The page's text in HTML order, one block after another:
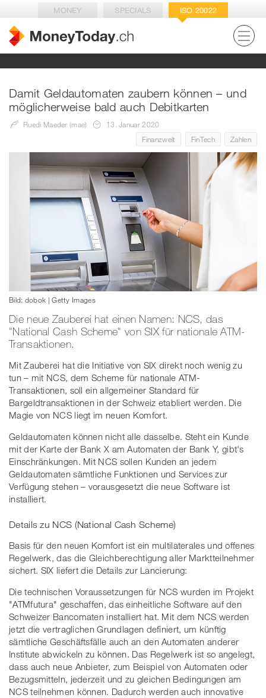
MONEY SPECIALS ISO 20022
Damit Geldautomaten zaubern können – und
möglicherweise bald auch Debitkarten
Ruedi Maeder (mae)
13. Januar 2020
Finanzwelt
FinTech Zahlen
Bild: dobok | Getty Images
Die neue Zauberei hat einen Namen: NCS, das
"National Cash Scheme" von SIX für nationale ATM-
Transaktionen.
Mit Zauberei hat die Initiative von SIX direkt noch wenig zu
tun – mit NCS, dem Scheme für nationale ATM-
Transaktionen, soll ein allgemeiner Standard für
Bargeldtransaktionen in der Schweiz etabliert werden. Die
Magie von NCS liegt im neuen Komfort.
Geldautomaten können nicht alle dasselbe. Steht ein Kunde
mit der Karte der Bank X am Automaten der Bank Y, gibt's
Einschränkungen. Mit NCS sollen Kunden an jedem
Geldautomaten sämtliche Funktionen und Services zur
Verfügung stehen – vorausgesetzt die neue Software ist
installiert.
Details zu NCS (National Cash Scheme)
Basis für den neuen Komfort ist ein multilaterales und offenes
Regelwerk, das die Gleichberechtigung aller Marktteilnehmer
sichert. SIX liefert die Details zur Lancierung:
Die technischen Voraussetzungen für NCS wurden im Projekt
"ATMfutura" geschaffen, das einheitliche Software auf den
Schweizer Bancomaten installiert hat. Mit dem NCS werden
jetzt die vertraglichen Grundlagen definiert, um künftig
sämtliche Geschäftsfälle auch an den Automaten anderer
Institute abwickeln zu können. Das Regelwerk ist so angelegt,
dass auch neue Anbieter, zum Beispiel von Automaten oder
Bezugsmitteln, jederzeit und zu gleichen Bedingungen am
NCS teilnehmen können. Dadurch werden auch innovative